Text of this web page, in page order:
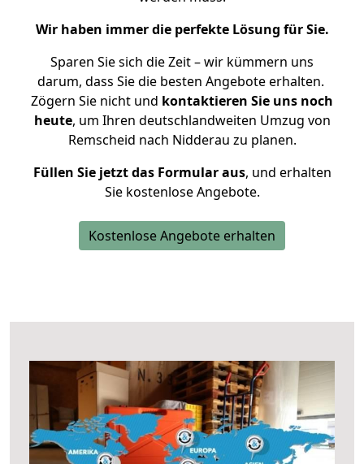
Wir haben immer die perfekte Lösung für Sie.
Sparen Sie sich die Zeit – wir kümmern uns
darum, dass Sie die besten Angebote erhalten.
Zögern Sie nicht und kontaktieren Sie uns noch
heute, um Ihren deutschlandweiten Umzug von
Remscheid nach Nidderau zu planen.
Füllen Sie jetzt das Formular aus, und erhalten
Sie kostenlose Angebote.
Kostenlose Angebote erhalten